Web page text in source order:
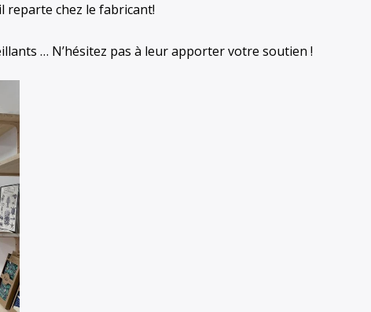
reparte chez le fabricant!
… N’hésitez pas à leur apporter votre soutien !